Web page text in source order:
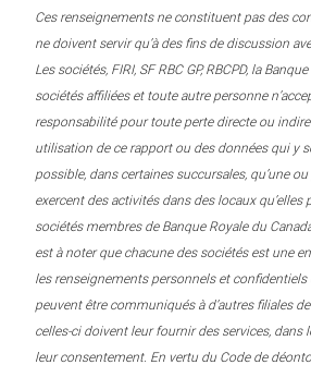
Ces renseignements ne constituent pas des
ne doivent servir qu’à des fins de discussion
Les sociétés, FIRI, SF RBC GP, RBCPD, la
sociétés affiliées et toute autre personne
responsabilité pour toute perte directe ou
utilisation de ce rapport ou des données qui y
possible, dans certaines succursales, qu’une
exercent des activités dans des locaux qu’elles
sociétés membres de Banque Royale du
est à noter que chacune des sociétés est une
les renseignements personnels et
peuvent être communiqués à d’autres filiales
celles-ci doivent leur fournir des services, dans
leur consentement. En vertu du Code de